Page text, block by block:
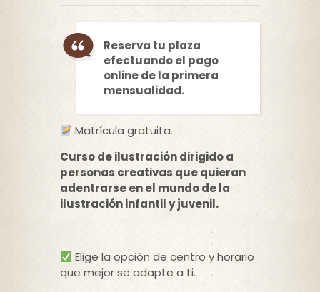
Reserva tu plaza
efectuando el pago
online de la primera
mensualidad.
Matrícula gratuita.
Curso de ilustración dirigido a
personas creativas que quieran
adentrarse en el mundo de la
ilustración infantil y juvenil.
Elige la opción de centro y horario
que mejor se adapte a ti.